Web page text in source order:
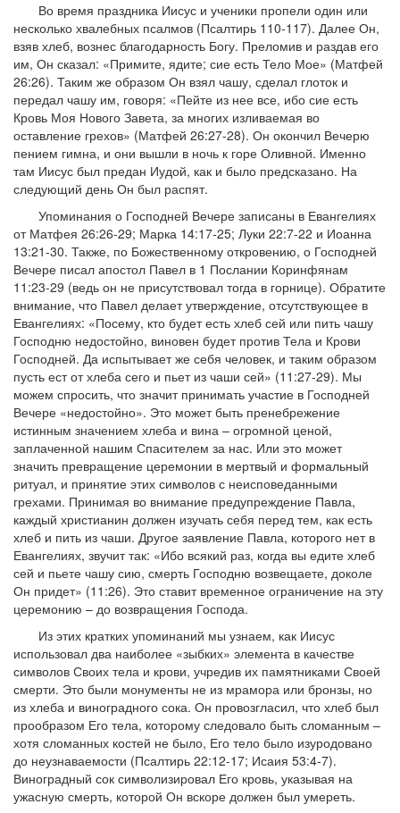
Во время праздника Иисус и ученики пропели один или
несколько хвалебных псалмов (Псалтирь 110-117). Далее Он,
взяв хлеб, вознес благодарность Богу. Преломив и раздав его
им, Он сказал: «Примите, ядите; сие есть Тело Мое» (Матфей
26:26). Таким же образом Он взял чашу, сделал глоток и
передал чашу им, говоря: «Пейте из нее все, ибо сие есть
Кровь Моя Нового Завета, за многих изливаемая во
оставление грехов» (Матфей 26:27-28). Он окончил Вечерю
пением гимна, и они вышли в ночь к горе Оливной. Именно
там Иисус был предан Иудой, как и было предсказано. На
следующий день Он был распят.
Упоминания о Господней Вечере записаны в Евангелиях
от Матфея 26:26-29; Марка 14:17-25; Луки 22:7-22 и Иоанна
13:21-30. Также, по Божественному откровению, о Господней
Вечере писал апостол Павел в 1 Послании Коринфянам
11:23-29 (ведь он не присутствовал тогда в горнице). Обратите
внимание, что Павел делает утверждение, отсутствующее в
Евангелиях: «Посему, кто будет есть хлеб сей или пить чашу
Господню недостойно, виновен будет против Тела и Крови
Господней. Да испытывает же себя человек, и таким образом
пусть ест от хлеба сего и пьет из чаши сей» (11:27-29). Мы
можем спросить, что значит принимать участие в Господней
Вечере «недостойно». Это может быть пренебрежение
истинным значением хлеба и вина – огромной ценой,
заплаченной нашим Спасителем за нас. Или это может
значить превращение церемонии в мертвый и формальный
ритуал, и принятие этих символов с неисповеданными
грехами. Принимая во внимание предупреждение Павла,
каждый христианин должен изучать себя перед тем, как есть
хлеб и пить из чаши. Другое заявление Павла, которого нет в
Евангелиях, звучит так: «Ибо всякий раз, когда вы едите хлеб
сей и пьете чашу сию, смерть Господню возвещаете, доколе
Он придет» (11:26). Это ставит временное ограничение на эту
церемонию – до возвращения Господа.
Из этих кратких упоминаний мы узнаем, как Иисус
использовал два наиболее «зыбких» элемента в качестве
символов Своих тела и крови, учредив их памятниками Своей
смерти. Это были монументы не из мрамора или бронзы, но
из хлеба и виноградного сока. Он провозгласил, что хлеб был
прообразом Его тела, которому следовало быть сломанным –
хотя сломанных костей не было, Его тело было изуродовано
до неузнаваемости (Псалтирь 22:12-17; Исаия 53:4-7).
Виноградный сок символизировал Его кровь, указывая на
ужасную смерть, которой Он вскоре должен был умереть.